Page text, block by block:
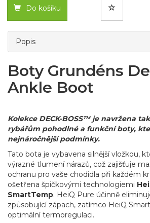
Do košíku
Popis
Boty Grundéns
Ankle Boot
Kolekce DECK-BOSS™ je navržena
rybářům pohodlné a funkční boty,
nejnáročnější podmínky.
Tato bota je vybavena silnější vložkou,
výrazné tlumení nárazů, což zajišťuje
ochranu pro vaše chodidla při každém
ošetřena špičkovými technologiemi
SmartTemp. HeiQ Pure účinně
způsobující zápach, zatímco HeiQ
optimální termoregulaci.